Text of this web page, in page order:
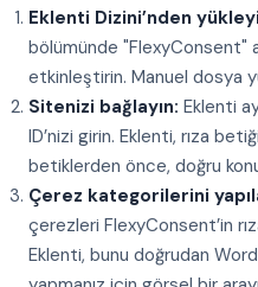
Eklenti Dizini’nden
bölümünde "FlexyConsent"
etkinleştirin. Manuel dosya
Sitenizi bağlayın: Eklenti
ID’nizi girin. Eklenti, rıza
betiklerden önce, doğru
Çerez kategorilerini
çerezleri FlexyConsent’in
Eklenti, bunu doğrudan